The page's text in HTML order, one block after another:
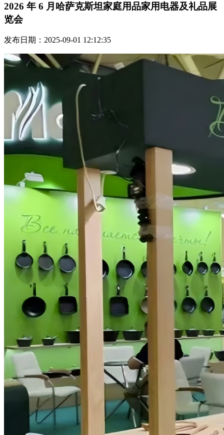
2026 年 6 月哈萨克斯坦家庭用品家用电器及礼品展
览会
发布日期：2025-09-01 12:12:35